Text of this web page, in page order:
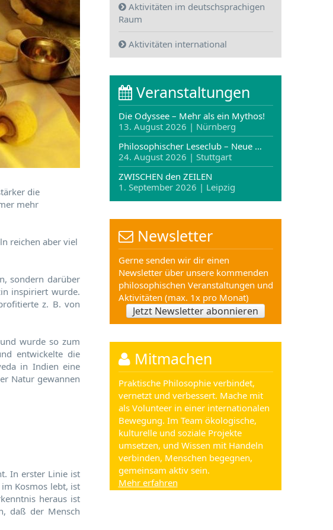
die
mehr
reichen aber viel
sondern darüber
inspiriert wurde.
z. B. von
wurde so zum
entwickelte die
in Indien eine
Natur gewannen
In erster Linie ist
Kosmos lebt, ist
heraus ist
daß der Mensch
Aktivitäten im deutschsprachigen
Raum
Aktivitäten international
Veranstaltungen
Die Odyssee – Mehr als ein Mythos!
13. August 2026 | Nürnberg
Philosophischer Leseclub – Neue …
24. August 2026 | Stuttgart
ZWISCHEN den ZEILEN
1. September 2026 | Leipzig
Newsletter
Gerne senden wir dir einen
Newsletter über unsere kommenden
philosophischen Veranstaltungen und
Aktivitäten (max. 1x pro Monat)
Jetzt Newsletter abonnieren
Mitmachen
Praktische Philosophie verbindet,
vernetzt und verbessert. Mache mit
als Volunteer in einer internationalen
Bewegung. Im Team ökologische,
kulturelle und soziale Projekte
umsetzen, und Wissen mit Handeln
verbinden, Menschen begegnen,
gemeinsam aktiv sein.
Mehr erfahren